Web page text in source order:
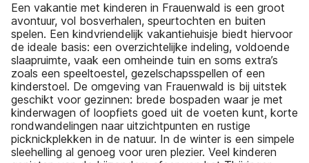
Een vakantie met kinderen in Frauenwald is een groot
avontuur, vol bosverhalen, speurtochten en buiten
spelen. Een kindvriendelijk vakantiehuisje biedt hiervoor
de ideale basis: een overzichtelijke indeling, voldoende
slaapruimte, vaak een omheinde tuin en soms extra’s
zoals een speeltoestel, gezelschapsspellen of een
kinderstoel. De omgeving van Frauenwald is bij uitstek
geschikt voor gezinnen: brede bospaden waar je met
kinderwagen of loopfiets goed uit de voeten kunt, korte
rondwandelingen naar uitzichtpunten en rustige
picknickplekken in de natuur. In de winter is een simpele
sleehelling al genoeg voor uren plezier. Veel kinderen